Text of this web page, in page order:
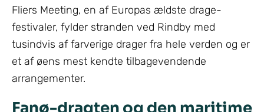
Fliers Meeting, en af Europas ældste drage-
festivaler, fylder stranden ved Rindby med
tusindvis af farverige drager fra hele verden og er
et af øens mest kendte tilbagevendende
arrangementer.